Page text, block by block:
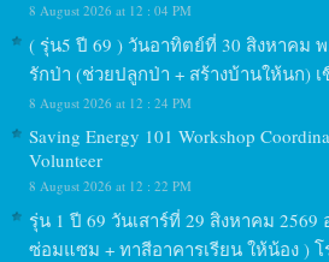
8 August 2026 at 12 : 04 PM
( รุ่น5 ปี 69 ) วันอาทิตย์ที่ 30 สิงหาคม
รักป่า (ช่วยปลูกป่า + สร้างบ้านให้นก)
8 August 2026 at 12 : 24 PM
Saving Energy 101 Workshop
Volunteer
8 August 2026 at 12 : 22 PM
รุ่น 1 ปี 69 วันเสาร์ที่ 29 สิงหาคม
ซ่อมแซม + ทาสีอาคารเรียน ให้น้อง ) โ